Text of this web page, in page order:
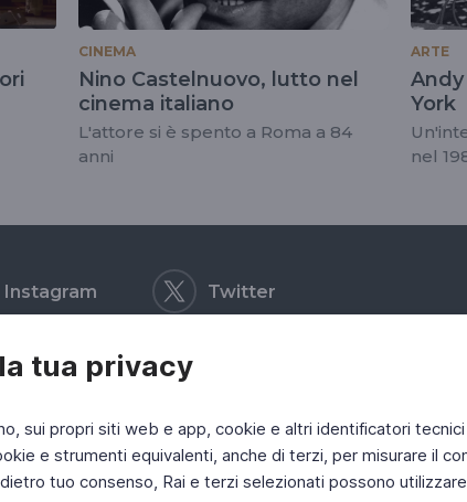
tua privacy
sui propri siti web e app, cookie e altri identificatori
e strumenti equivalenti, anche di terzi, per misurare il
tuo consenso, Rai e terzi selezionati possono
CINEMA
Nino Castelnuovo, lutto nel
cinema italiano
L'attore si è spento a Roma a 84
anni
ARTE
York
nel
Instagram Twitter